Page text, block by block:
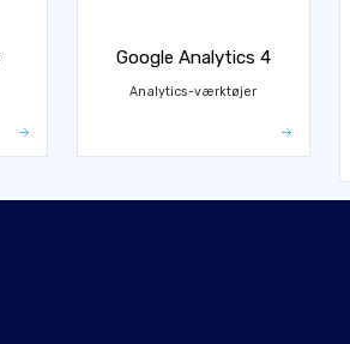
Google Analytics 4
Analytics-værktøjer